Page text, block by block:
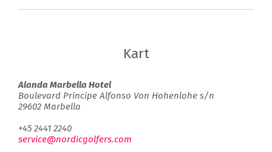
Kart
Alanda Marbella Hotel
Boulevard Principe Alfonso Von Hohenlohe s/n
29602 Marbella
+45 2441 2240
service@nordicgolfers.com